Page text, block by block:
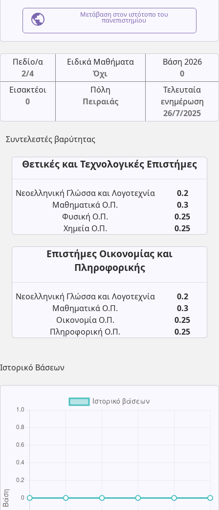
public Μετάβαση στον ιστότοπο του
πανεπιστημίου
Πεδίο/α
2/4
Ειδικά Μαθήματα
Όχι
Βάση 2026
0
Εισακτέοι
0
Πόλη
Πειραιάς
Τελευταία
ενημέρωση
26/7/2025
Συντελεστές βαρύτητας
Θετικές και Τεχνολογικές Επιστήμες
Νεοελληνική Γλώσσα και Λογοτεχνία
0.2
Μαθηματικά Ο.Π.
0.3
Φυσική Ο.Π.
0.25
Χημεία Ο.Π.
0.25
Επιστήμες Οικονομίας και
Πληροφορικής
Νεοελληνική Γλώσσα και Λογοτεχνία
0.2
Μαθηματικά Ο.Π.
0.3
Οικονομία Ο.Π.
0.25
Πληροφορική Ο.Π.
0.25
Ιστορικό Βάσεων